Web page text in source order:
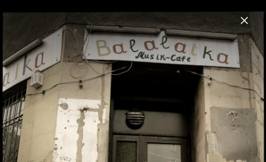
Menu
Katzenjammer
Home News Musik Fotos Biografie
Live